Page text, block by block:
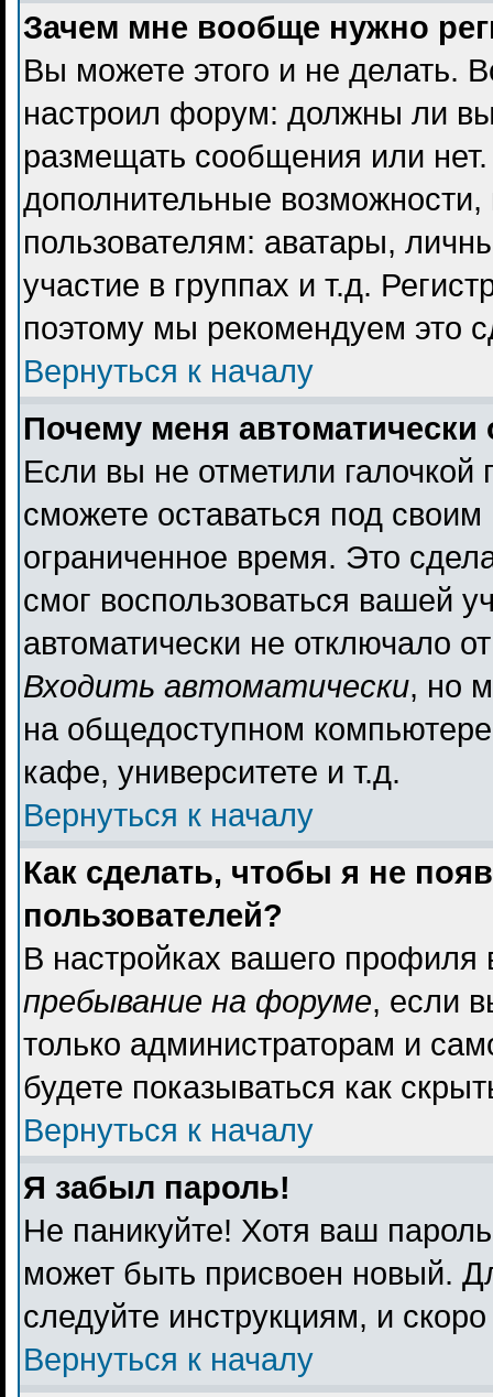
Зачем мне вообще нужно
Вы можете этого и не делать.
настроил форум: должны ли вы
размещать сообщения или
дополнительные
пользователям: аватары,
участие в группах и т.д.
поэтому мы рекомендуем это
Вернуться к началу
Почему меня автоматически
Если вы не отметили галочкой
сможете оставаться под
ограниченное время. Это
смог воспользоваться вашей
автоматически не отключало
Входить автоматически, но
на общедоступном
кафе, университете и т.д.
Вернуться к началу
Как сделать, чтобы я не
пользователей?
В настройках вашего
пребывание на форуме, если
только администраторам и
будете показываться как
Вернуться к началу
Я забыл пароль!
Не паникуйте! Хотя ваш
может быть присвоен новый.
следуйте инструкциям, и
Вернуться к началу